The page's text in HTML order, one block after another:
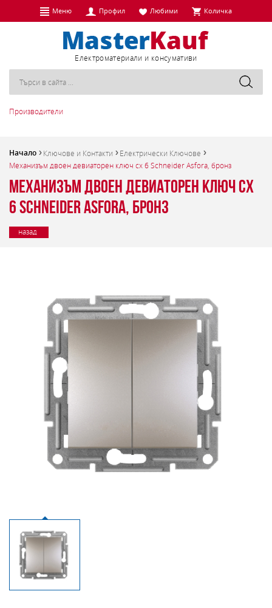
Меню Профил Любими Количка
Eлектроматериали и консумативи
Производители
Начало Ключове и Контакти
Електрически Ключове
Механизъм двоен девиаторен ключ сх 6 Schneider Asfora, бронз
Механизъм двоен девиаторен ключ сх
6 Schneider Asfora, бронз
назад